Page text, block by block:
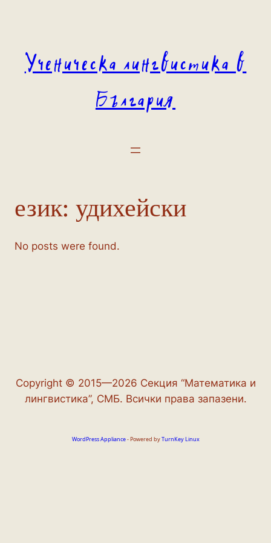
Ученическа лингвистика в
България
език: удихейски
No posts were found.
Copyright © 2015—2026 Секция “Математика и
лингвистика”, СМБ. Всички права запазени.
WordPress Appliance- Powered byTurnKey Linux